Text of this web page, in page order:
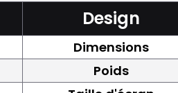
Design
Dimensions
Poids